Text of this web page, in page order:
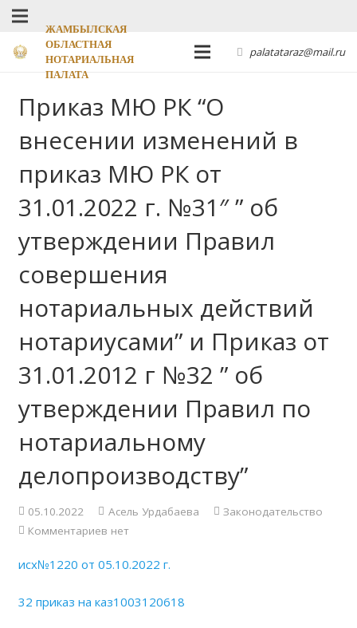
ЖАМБЫЛСКАЯ
ОБЛАСТНАЯ
НОТАРИАЛЬНАЯ
ПАЛАТА
palatataraz@mail.ru
Приказ МЮ РК “О
внесении изменений в
приказ МЮ РК от
31.01.2022 г. №31″ ” об
утверждении Правил
совершения
нотариальных действий
нотариусами” и Приказ от
31.01.2012 г №32 ” об
утверждении Правил по
нотариальному
делопроизводству”
05.10.2022 Асель Урдабаева
Законодательство
Комментариев нет
исх№1220 от 05.10.2022 г.
32 приказ на каз1003120618